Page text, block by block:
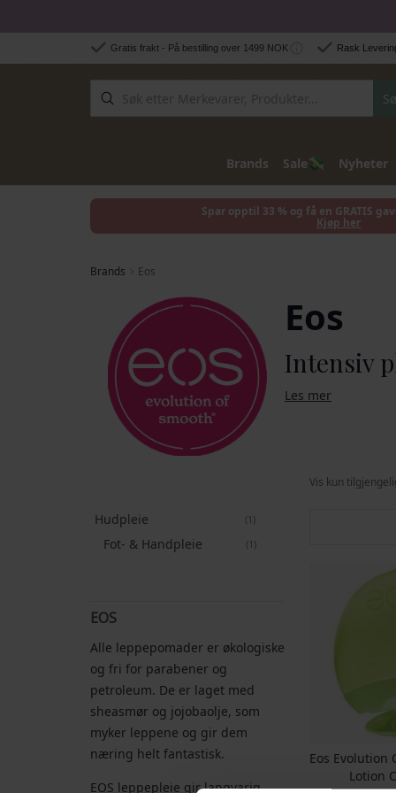
Hopp til innhold
Gratis frakt - På bestilling over 1499 NOK Rask
Brands Sale💸 Nyheter
Spar opptil 33 % og få en GRATIS
Kjøp her
Brands Eos
Eos
Intensiv
Les mer
Hudpleie 1 produkt
Fot- & Handpleie 1 produkt
Vis kun
Eos Evolution
Lotion
EOS
Alle leppepomader er økologiske
og fri for parabener og
petroleum. De er laget med
sheasmør og jojobaolje, som
myker leppene og gir dem
næring helt fantastisk.
EOS leppepleie gir langvarig